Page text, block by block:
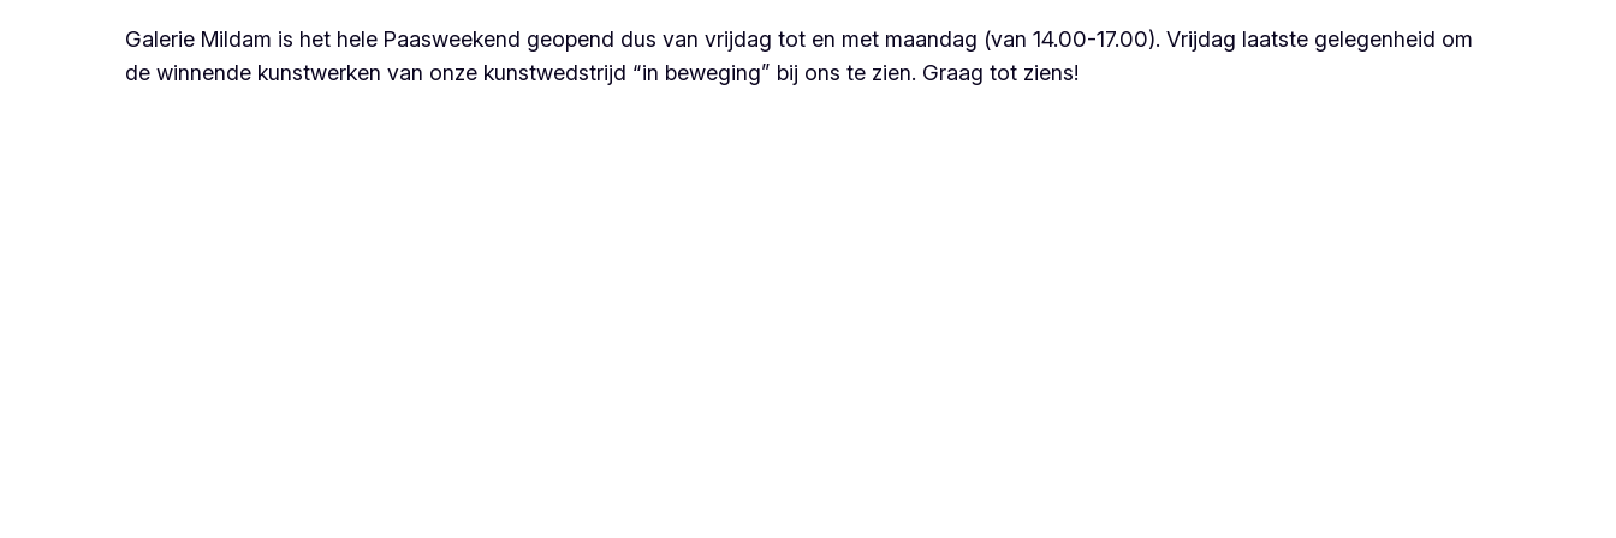
Galerie Mildam is het hele Paasweekend geopend dus van vrijdag tot en met maandag (van 14.00-17.00). Vrijdag laatste gelegenheid om
de winnende kunstwerken van onze kunstwedstrijd “in beweging” bij ons te zien. Graag tot ziens!